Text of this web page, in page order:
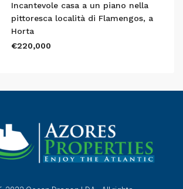
Incantevole casa a un piano nella
pittoresca località di Flamengos, a
Horta
€220,000